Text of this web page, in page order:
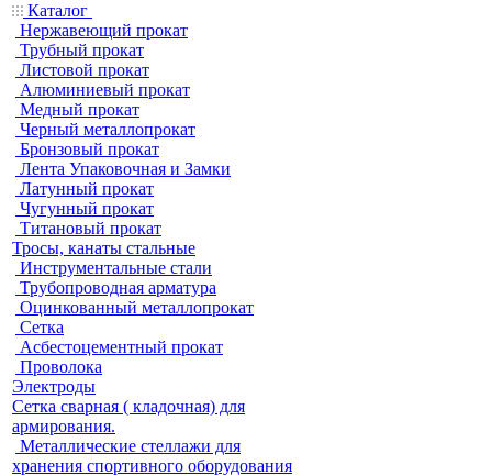
Каталог
Нержавеющий прокат
Трубный прокат
Листовой прокат
Алюминиевый прокат
Медный прокат
Черный металлопрокат
Бронзовый прокат
Лента Упаковочная и Замки
Латунный прокат
Чугунный прокат
Титановый прокат
Тросы, канаты стальные
Инструментальные стали
Трубопроводная арматура
Оцинкованный металлопрокат
Сетка
Асбестоцементный прокат
Проволока
Электроды
Сетка сварная ( кладочная) для
армирования.
Металлические стеллажи для
хранения спортивного оборудования